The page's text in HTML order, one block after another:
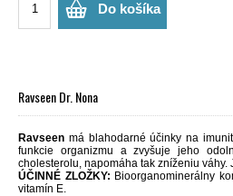
Do košíka
Ravseen Dr. Nona
Ravseen má blahodarné účinky na
funkcie organizmu a zvyšuje jeho
cholesterolu, napomáha tak zníženiu váhy.
ÚČINNÉ ZLOŽKY: Bioorganominerálny
vitamín E.